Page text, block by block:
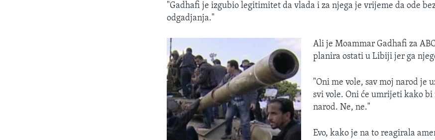
"Gadhafi je izgubio legitimitet da vlada i za njega je vrijeme da ode
odgadjanja."
Ali je Moammar Gadhafi za
planira ostati u Libiji jer ga
"Oni me vole, sav moj narod je
svi vole. Oni će umrijeti kako
narod. Ne, ne."
Evo, kako je na to reagirala